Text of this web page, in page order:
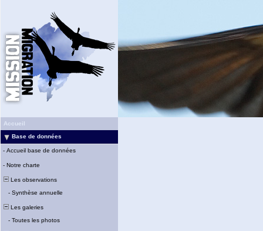
Accueil
Base de données
- Accueil base de données
- Notre charte
Les observations
- Synthèse annuelle
Les galeries
- Toutes les photos